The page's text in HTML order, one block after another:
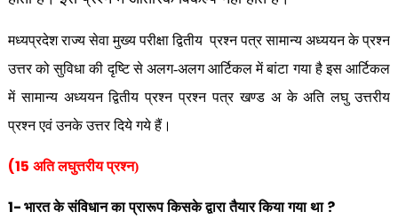
मध्यप्रदेश राज्य सेवा मुख्य परीक्षा द्वितीय प्रश्न पत्र सामान्य अध्ययन के प्रश्न
उत्तर को सुविधा की दृष्टि से अलग-अलग आर्टिकल में बांटा गया है इस आर्टिकल
में सामान्य अध्ययन द्वितीय प्रश्न प्रश्न पत्र खण्ड अ के अति लघु उत्तरीय
प्रश्न एवं उनके उत्तर दिये गये हैं।
(15 अति लघुत्तरीय प्रश्न)
1- भारत के संविधान का प्रारूप किसके द्वारा तैयार किया गया था ?